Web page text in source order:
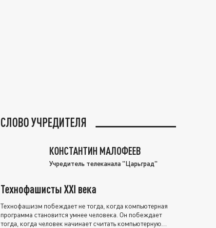
СЛОВО УЧРЕДИТЕЛЯ
КОНСТАНТИН МАЛОФЕЕВ
Учредитель телеканала "Царьград"
Технофашисты XXI века
Технофашизм побеждает не тогда, когда компьютерная
программа становится умнее человека. Он побеждает
тогда, когда человек начинает считать компьютерную